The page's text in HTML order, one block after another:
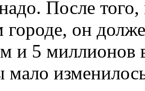
После
городе, он
и 5 миллионов
мало